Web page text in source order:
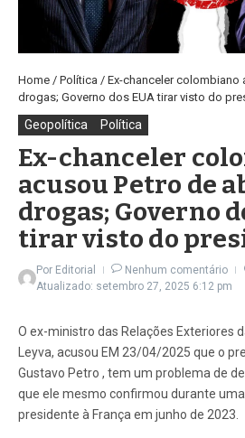
Home / Política / Ex-chanceler colombiano
drogas; Governo dos EUA tirar visto do
Geopolítica Política
Ex-chanceler
acusou Petro de
drogas; Governo
tirar visto do
Por Editorial Nenhum comentário
Atualizado: setembro 27, 2025 6:12 pm
O ex-ministro das Relações Exteriores
Leyva, acusou EM 23/04/2025 que o
Gustavo Petro , tem um problema de
que ele mesmo confirmou durante
presidente à França em junho de 2023.